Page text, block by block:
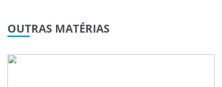
OUTRAS MATÉRIAS